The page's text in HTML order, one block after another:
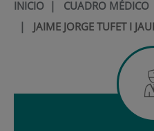
INICIO| CUADRO MÉDICO
| JAIME JORGE TUFET I